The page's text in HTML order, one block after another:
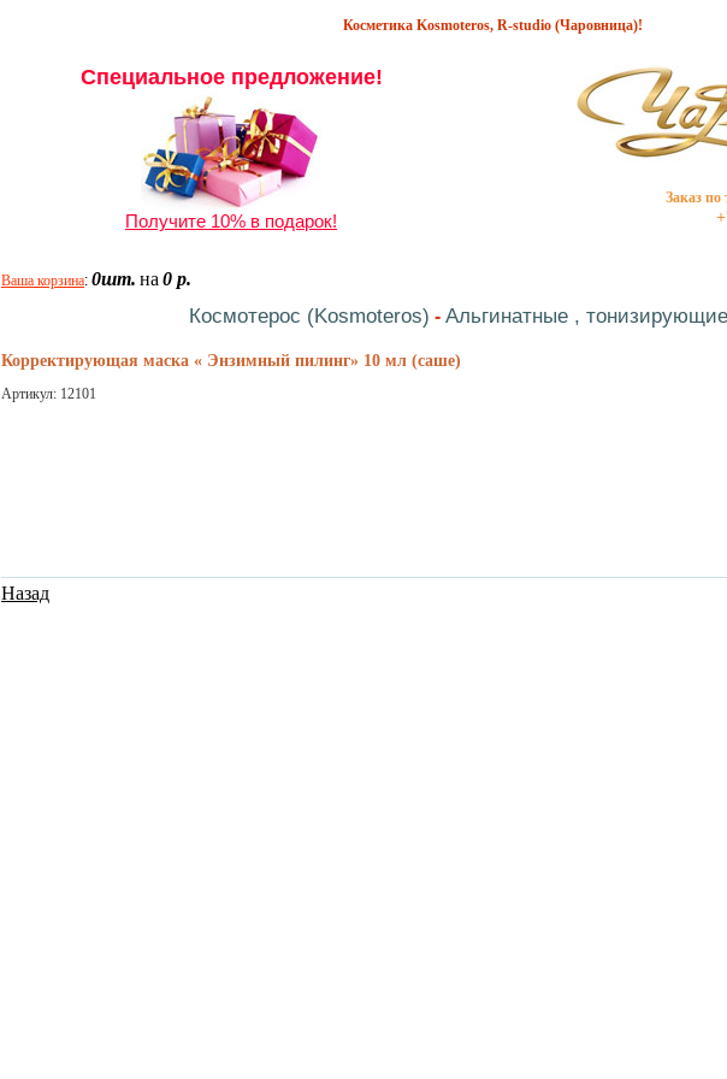
Косметика Kosmoteros, R-studio (Чаровница)!
Специальное предложение!
Получите 10% в подарок!
Заказ по
Ваша корзина: 0шт. на 0 р.
Космотерос (Kosmoteros) - Альгинатные ,
Корректирующая маска « Энзимный пилинг» 10 мл (саше)
Артикул: 12101
Назад